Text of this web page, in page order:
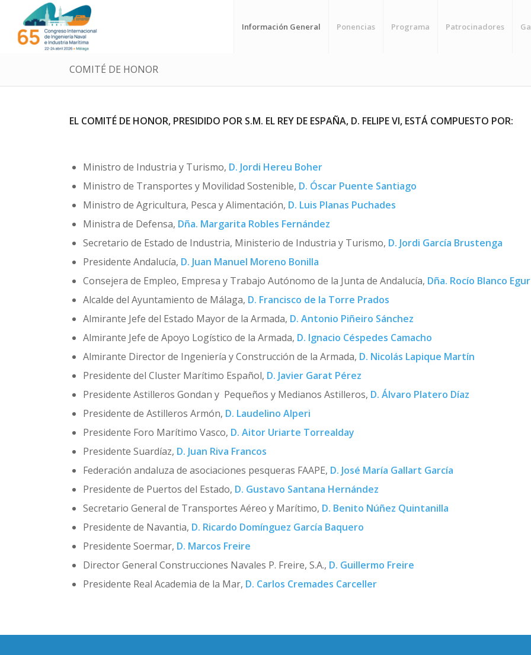
Información General Ponencias Programa Patrocinadores
COMITÉ DE HONOR
EL COMITÉ DE HONOR, PRESIDIDO POR S.M. EL REY DE ESPAÑA, D. FELIPE VI, ESTÁ COMPUESTO POR:
Ministro de Industria y Turismo, D. Jordi Hereu Boher
Ministro de Transportes y Movilidad Sostenible, D. Óscar Puente Santiago
Ministro de Agricultura, Pesca y Alimentación, D. Luis Planas Puchades
Ministra de Defensa, Dña. Margarita Robles Fernández
Secretario de Estado de Industria, Ministerio de Industria y Turismo, D. Jordi García Brustenga
Presidente Andalucía, D. Juan Manuel Moreno Bonilla
Consejera de Empleo, Empresa y Trabajo Autónomo de la Junta de Andalucía, Dña. Rocío Blanco
Alcalde del Ayuntamiento de Málaga, D. Francisco de la Torre Prados
Almirante Jefe del Estado Mayor de la Armada, D. Antonio Piñeiro Sánchez
Almirante Jefe de Apoyo Logístico de la Armada, D. Ignacio Céspedes Camacho
Almirante Director de Ingeniería y Construcción de la Armada, D. Nicolás Lapique Martín
Presidente del Cluster Marítimo Español, D. Javier Garat Pérez
Presidente Astilleros Gondan y Pequeños y Medianos Astilleros, D. Álvaro Platero Díaz
Presidente de Astilleros Armón, D. Laudelino Alperi
Presidente Foro Marítimo Vasco, D. Aitor Uriarte Torrealday
Presidente Suardíaz, D. Juan Riva Francos
Federación andaluza de asociaciones pesqueras FAAPE, D. José María Gallart García
Presidente de Puertos del Estado, D. Gustavo Santana Hernández
Secretario General de Transportes Aéreo y Marítimo, D. Benito Núñez Quintanilla
Presidente de Navantia, D. Ricardo Domínguez García Baquero
Presidente Soermar, D. Marcos Freire
Director General Construcciones Navales P. Freire, S.A., D. Guillermo Freire
Presidente Real Academia de la Mar, D. Carlos Cremades Carceller